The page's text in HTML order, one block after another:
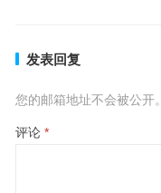
发表回复
您的邮箱地址不会被公开。
评论 *